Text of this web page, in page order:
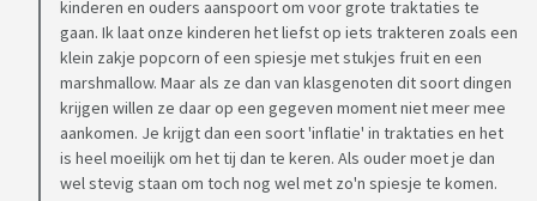
kinderen en ouders aanspoort om voor grote traktaties te
gaan. Ik laat onze kinderen het liefst op iets trakteren zoals een
klein zakje popcorn of een spiesje met stukjes fruit en een
marshmallow. Maar als ze dan van klasgenoten dit soort dingen
krijgen willen ze daar op een gegeven moment niet meer mee
aankomen. Je krijgt dan een soort 'inflatie' in traktaties en het
is heel moeilijk om het tij dan te keren. Als ouder moet je dan
wel stevig staan om toch nog wel met zo'n spiesje te komen.